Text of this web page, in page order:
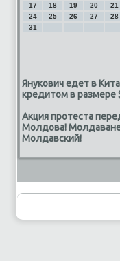
17
18 19 20 21
24
25 26 27 28
31
Янукович едет в
кредитом в размере
Акция протеста
Молдова!
Молдавский!